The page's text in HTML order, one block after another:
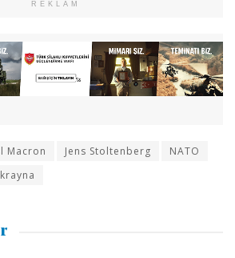
REKLAM
Macron Jens Stoltenberg
NATO